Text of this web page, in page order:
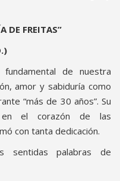
DE FREITAS”
de nuestra
amor y sabiduría como
“más de 30 años”. Su
en el corazón de las
con tanta dedicación.
sentidas palabras de